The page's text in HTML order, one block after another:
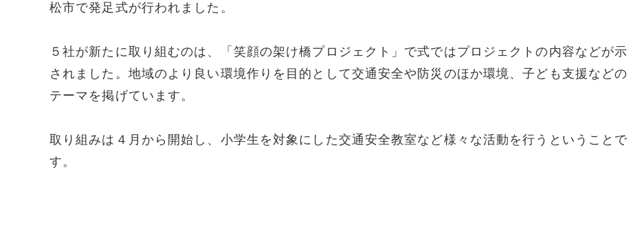
松市で発足式が行われました。
５社が新たに取り組むのは、「笑顔の架け橋プロジェクト」で式ではプロジェクトの内容などが示
されました。地域のより良い環境作りを目的として交通安全や防災のほか環境、子ども支援などの
テーマを掲げています。
取り組みは４月から開始し、小学生を対象にした交通安全教室など様々な活動を行うということで
す。